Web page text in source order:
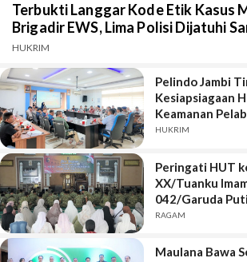
Terbukti Langgar Kode Etik Kasus
Brigadir EWS, Lima Polisi Dijatuhi
HUKRIM
Pelindo Jambi
Kesiapsiagaan
Keamanan
HUKRIM
Peringati HUT
XX/Tuanku
042/Garuda
Bersama
RAGAM
Maulana Bawa